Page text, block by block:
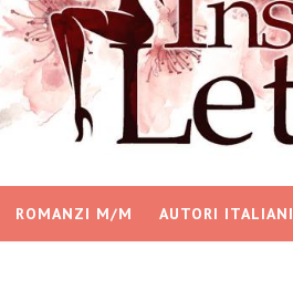
ROMANZI M/M AUTORI ITALIANI